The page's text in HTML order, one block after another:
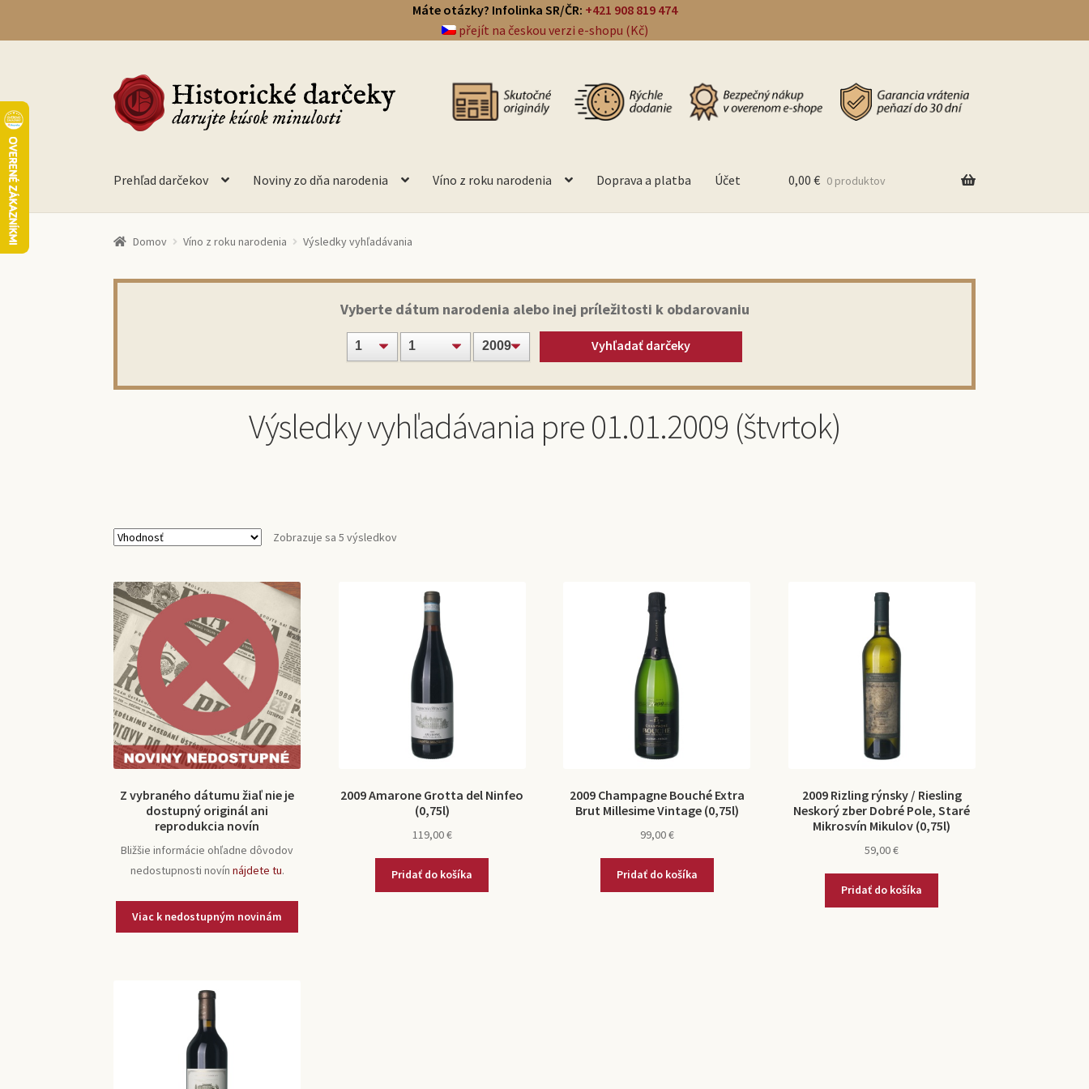
Máte otázky? Infolinka SR/ČR: +421 908 819 474
přejít na českou verzi e-shopu (Kč)
Preskočiť
na
navigáciu
Preskočiť
na
obsah
Prehľad darčekov Noviny zo dňa narodenia Víno z roku narodenia Doprava a platba Účet 0,00 € 0 produktov
Domov Víno z roku narodenia Výsledky vyhľadávania
Vyberte dátum narodenia alebo inej príležitosti k obdarovaniu
Vyhľadať darčeky
Výsledky vyhľadávania pre 01.01.2009 (štvrtok)
Zobrazuje sa 5 výsledkov
Z vybraného dátumu žiaľ nie je
dostupný originál ani
reprodukcia novín
Bližšie informácie ohľadne dôvodov
nedostupnosti novín nájdete tu.
2009 Amarone Grotta del Ninfeo
(0,75l)
119,00€
Pridať do košíka
2009 Champagne Bouché Extra
Brut Millesime Vintage (0,75l)
99,00€
Pridať do košíka
2009 Rizling rýnsky / Riesling
Neskorý zber Dobré Pole, Staré
Mikrosvín Mikulov (0,75l)
59,00€
Pridať do košíka